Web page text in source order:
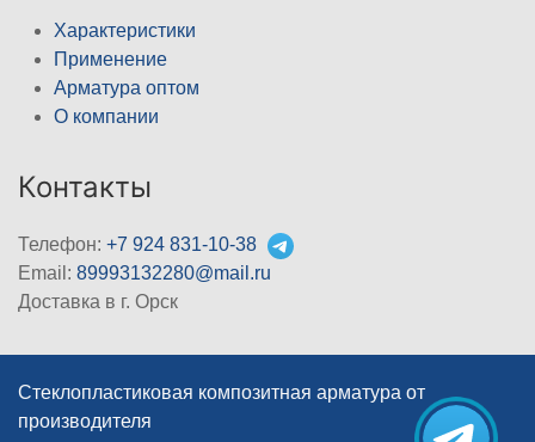
Характеристики
Применение
Арматура оптом
О компании
Контакты
Телефон: +7 924 831-10-38
Email: 89993132280@mail.ru
Доставка в г. Орск
Стеклопластиковая композитная арматура от
производителя